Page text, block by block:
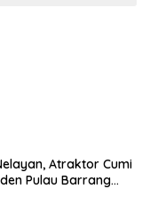
Atraktor Cumi
Pulau Barrang